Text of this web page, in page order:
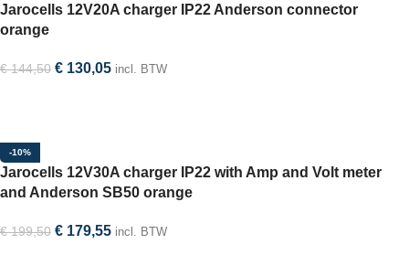
Jarocells 12V20A charger IP22 Anderson connector
orange
€144,50 € 130,05 incl. BTW
-10%
Jarocells 12V30A charger IP22 with Amp and Volt meter
and Anderson SB50 orange
€199,50 € 179,55 incl. BTW